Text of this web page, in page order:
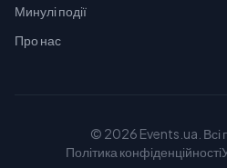
Минулі події
Про нас
© 2026 Events.ua. Всі
Політика конфіденційності